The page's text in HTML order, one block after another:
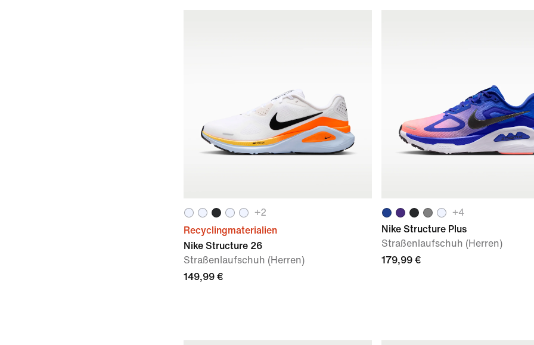
+2
Recyclingmaterialien
Nike Structure 26
Straßenlaufschuh (Herren)
149,99 €
+4
Nike Structure Plus
Straßenlaufschuh (Herren)
179,99 €